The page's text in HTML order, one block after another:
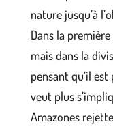
nature jusqu’à
Dans la
mais dans la
pensant qu’il
veut plus
Amazones